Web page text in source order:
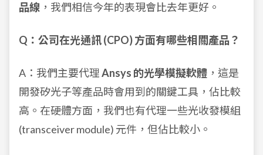
品線 ，我們相信今年的表現會比去年更好。
Q：公司在光通訊 (CPO) 方面有哪些相關產品？
A：我們主要代理Ansys 的光學模擬軟體 ，這是
開發矽光子等產品時會用到的關鍵工具，佔比較
高。在硬體方面，我們也有代理一些光收發模組
(transceiver module) 元件，但佔比較小。